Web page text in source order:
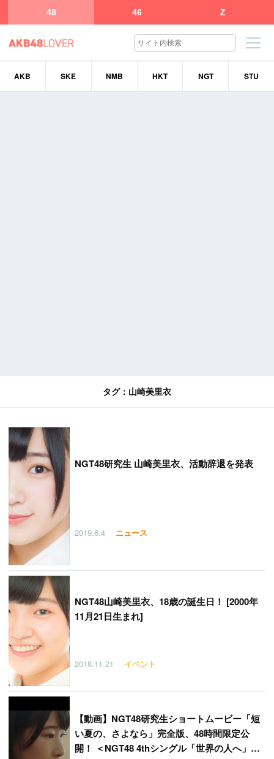
48 46 Z
AKB SKE NMB HKT NGT STU
タグ：山崎美里衣
NGT48研究生 山崎美里衣、活動辞退を発表
2019.6.4 ニュース
NGT48山崎美里衣、18歳の誕生日！ [2000年
11月21日生まれ]
2018.11.21 イベント
【動画】NGT48研究生ショートムービー「短
い夏の、さよなら」完全版、48時間限定公
開！ ＜NGT48 4thシングル「世界の人へ」特